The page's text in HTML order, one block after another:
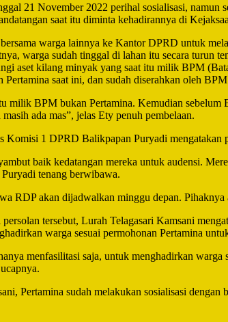
21 November 2022 perihal sosialisasi, namun
saat itu diminta kehadirannya di
warga lainnya ke Kantor DPRD untuk
warga sudah tinggal di lahan itu secara turun
aset kilang minyak yang saat itu milik BPM
saat ini, dan sudah diserahkan oleh
milik BPM bukan Pertamina. Kemudian
ada mas”, jelas Ety penuh pembelaan.
Komisi 1 DPRD Balikpapan Puryadi
baik kedatangan mereka untuk audensi.
tenang berwibawa.
RDP akan dijadwalkan minggu depan.
persolan tersebut, Lurah Telagasari Kamsani
warga sesuai permohonan Pertamina
menfasilitasi saja, untuk menghadirkan
Pertamina sudah melakukan sosialisasi